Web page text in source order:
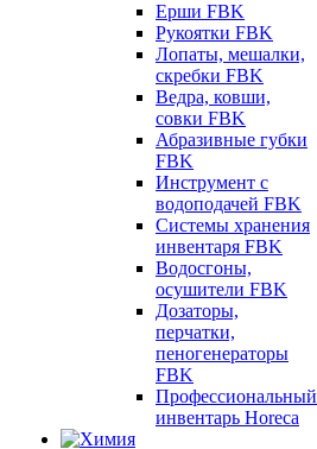
Ерши FBK
Рукоятки FBK
Лопаты, мешалки,
скребки FBK
Ведра, ковши,
совки FBK
Абразивные губки
FBK
Инструмент с
водоподачей FBK
Системы хранения
инвентаря FBK
Водосгоны,
осушители FBK
Дозаторы,
перчатки,
пеногенераторы
FBK
Профессиональный
инвентарь Horeca